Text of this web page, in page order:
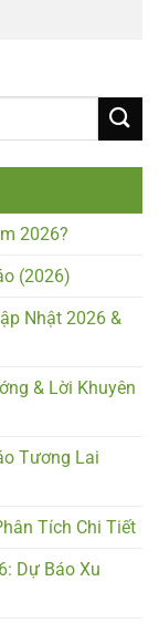
2026?
(2026)
Nhật 2026 &
& Lời Khuyên
Tương Lai
Tích Chi Tiết
Dự Báo Xu